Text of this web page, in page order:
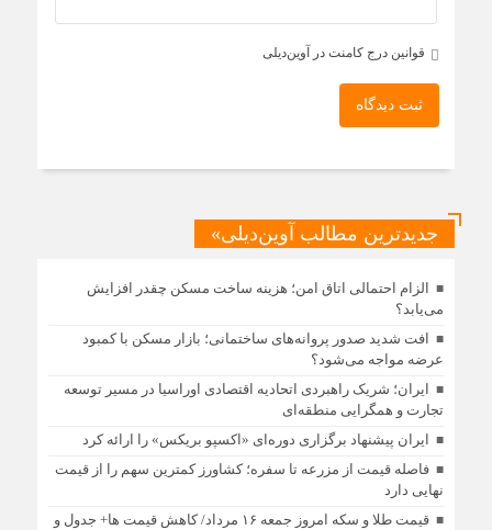
قوانین درج کامنت در آوین‌دیلی
ثبت دیدگاه
جدیدترین مطالب آوین‌دیلی»
الزام احتمالی اتاق امن؛ هزینه ساخت مسکن چقدر افزایش
می‌یابد؟
افت شدید صدور پروانه‌های ساختمانی؛ بازار مسکن با کمبود
عرضه مواجه می‌شود؟
ایران؛ شریک راهبردی اتحادیه اقتصادی اوراسیا در مسیر توسعه
تجارت و همگرایی منطقه‌ای
ایران پیشنهاد برگزاری دوره‌ای «اکسپو بریکس» را ارائه کرد
فاصله قیمت از مزرعه تا سفره؛ کشاورز کمترین سهم را از قیمت
نهایی دارد
قیمت طلا و سکه امروز جمعه ۱۶ مرداد/ کاهش قیمت ها+ جدول و